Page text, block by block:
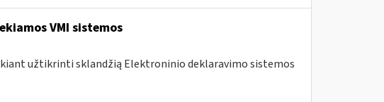
VMI sistemos
užtikrinti sklandžią Elektroninio deklaravimo sistemos